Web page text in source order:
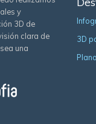
y
3D de
clara de
una
3D